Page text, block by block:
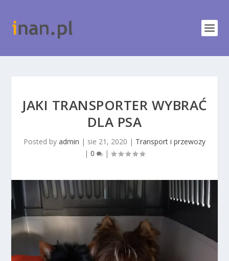
JAKI TRANSPORTER WYBRAĆ
DLA PSA
Posted by admin | sie 21, 2020 | Transport i przewozy
| 0 |